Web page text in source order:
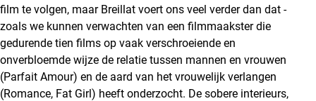
film te volgen, maar Breillat voert ons veel verder dan dat -
zoals we kunnen verwachten van een filmmaakster die
gedurende tien films op vaak verschroeiende en
onverbloemde wijze de relatie tussen mannen en vrouwen
(Parfait Amour) en de aard van het vrouwelijk verlangen
(Romance, Fat Girl) heeft onderzocht. De sobere interieurs,